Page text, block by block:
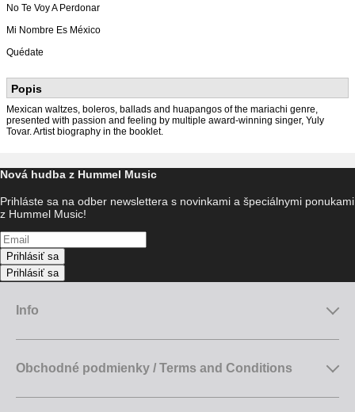
No Te Voy A Perdonar
Mi Nombre Es México
Quédate
Popis
Mexican waltzes, boleros, ballads and huapangos of the mariachi genre,
presented with passion and feeling by multiple award-winning singer, Yuly
Tovar. Artist biography in the booklet.
Nová hudba z Hummel Music
Prihláste sa na odber newslettera s novinkami a špeciálnymi ponukami
z Hummel Music!
Prihlásiť sa
Prihlásiť sa
Info
Obchodné podmienky / Terms and Conditions